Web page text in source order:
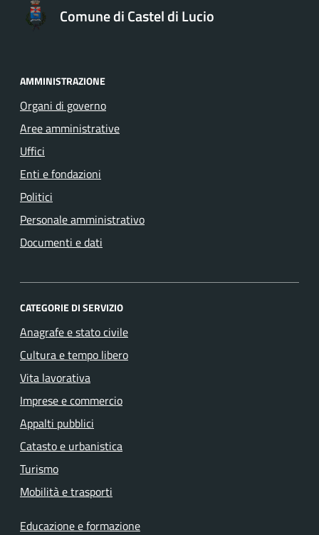
Comune di Castel di Lucio
AMMINISTRAZIONE
Organi di governo
Aree amministrative
Uffici
Enti e fondazioni
Politici
Personale amministrativo
Documenti e dati
CATEGORIE DI SERVIZIO
Anagrafe e stato civile
Cultura e tempo libero
Vita lavorativa
Imprese e commercio
Appalti pubblici
Catasto e urbanistica
Turismo
Mobilità e trasporti
Educazione e formazione